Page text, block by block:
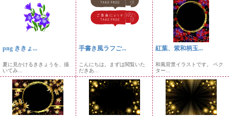
png ききょ...
夏に見かけるききょうを、描
いてみ...
手書き風ラフご...
こんにちは。まずは閲覧いた
だきあ...
紅葉、紫和柄玉...
和風背景イラストです。 ベク
ター...